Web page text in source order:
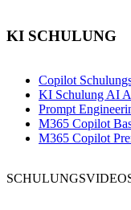
KI SCHULUNG
Copilot
KI Schulung AI
Prompt
M365 Copilot
M365 Copilot